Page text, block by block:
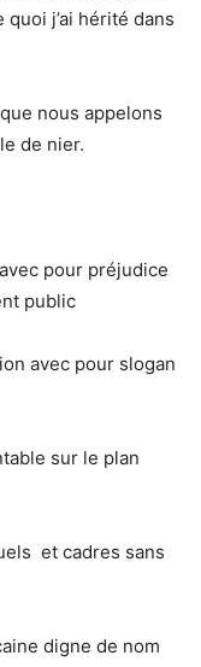
j’ai hérité dans
nous appelons
de nier.
pour préjudice
public
avec pour slogan
sur le plan
et cadres sans
digne de nom